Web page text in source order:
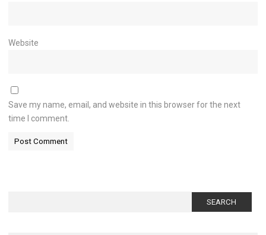
Website
Save my name, email, and website in this browser for the next
time I comment.